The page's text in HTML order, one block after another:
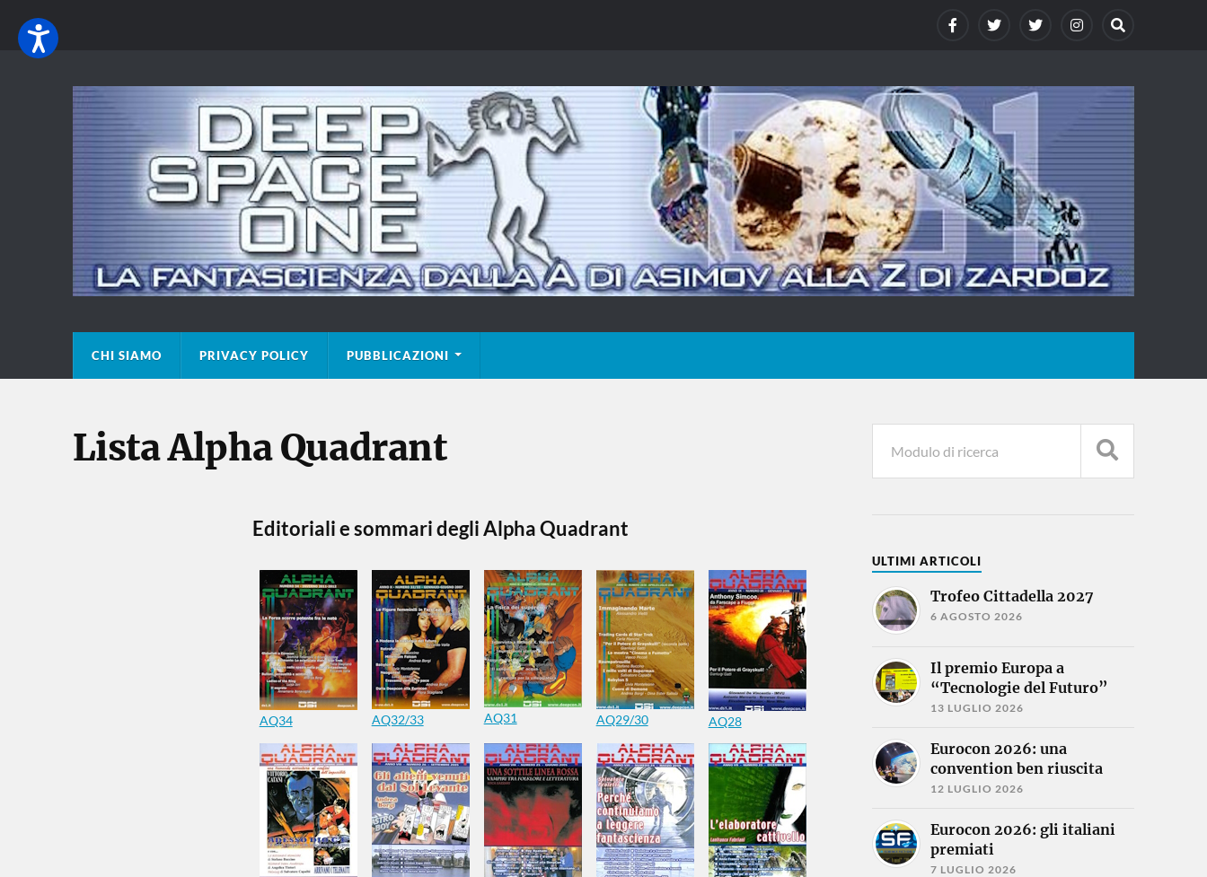
CHI SIAMO PRIVACY POLICY PUBBLICAZIONI
Lista Alpha Quadrant
Editoriali e sommari degli Alpha Quadrant
AQ34 AQ32/33 AQ31 AQ29/30 AQ28
ULTIMI ARTICOLI
Trofeo Cittadella 2027
6 AGOSTO 2026
Il premio Europa a
“Tecnologie del Futuro”
13 LUGLIO 2026
Eurocon 2026: una
convention ben riuscita
12 LUGLIO 2026
Eurocon 2026: gli italiani
premiati
7 LUGLIO 2026